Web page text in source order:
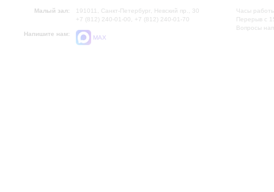
Малый зал:
191011, Санкт-Петербург, Невский пр., 30
+7 (812) 240-01-00, +7 (812) 240-01-70
Напишите нам:
MAX
Часы
Перерыв с
Вопросы